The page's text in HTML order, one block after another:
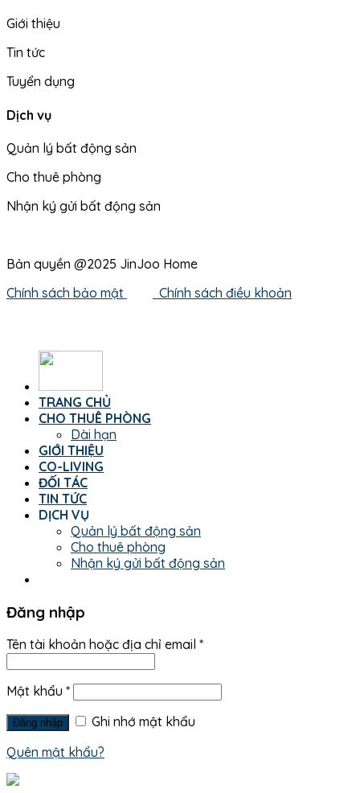
Giới thiệu
Tin tức
Tuyển dụng
Dịch vụ
Quản lý bất động sản
Cho thuê phòng
Nhận ký gửi bất động sản
Bản quyền @2025 JinJoo Home
Chính sách bảo mật
Chính sách điều khoản
TRANG CHỦ
CHO THUÊ PHÒNG
Dài hạn
GIỚI THIỆU
CO-LIVING
ĐỐI TÁC
TIN TỨC
DỊCH VỤ
Quản lý bất động sản
Cho thuê phòng
Nhận ký gửi bất động sản
Đăng nhập
Tên tài khoản hoặc địa chỉ email *
Mật khẩu *
Đăng nhập
Ghi nhớ mật khẩu
Quên mật khẩu?